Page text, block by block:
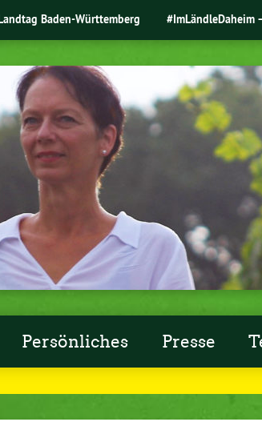
Baden-Württemberg #ImLändleDaheim
Persönliches Presse